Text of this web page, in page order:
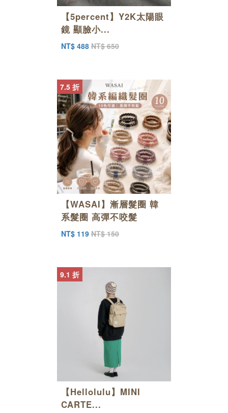
【5percent】Y2K太陽眼
鏡 顯臉小...
NT$ 488 NT$ 650
7.5 折
【WASAI】漸層髮圈 韓
系髮圈 高彈不咬髮
NT$ 119 NT$ 150
9.1 折
【Hellolulu】MINI
CARTE...